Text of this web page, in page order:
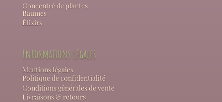
Concentré de plantes
Baumes
Élixirs
Informations légales
Mentions légales
Politique de confidentialité
Conditions générales de vente
Livraisons & retours